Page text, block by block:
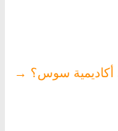
أكاديمية سوس؟ →